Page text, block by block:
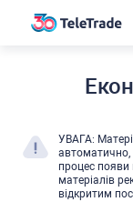
УВАГА:
автоматично,
процеc появи
матеріалів
відкритим